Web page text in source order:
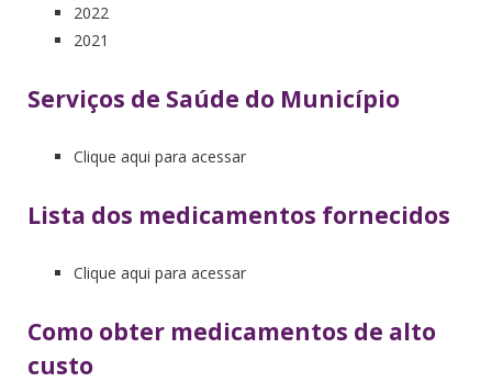
2022
2021
Serviços de Saúde do Município
Clique aqui para acessar
Lista dos medicamentos fornecidos
Clique aqui para acessar
Como obter medicamentos de alto
custo